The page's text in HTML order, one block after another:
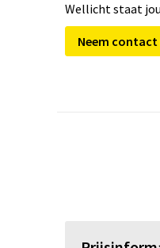
Wellicht staat
Neem